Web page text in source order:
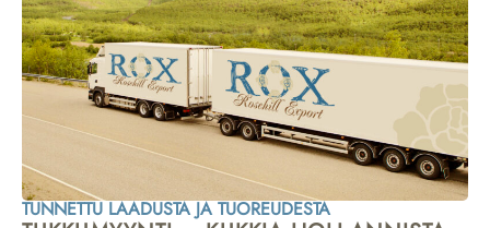
TUNNETTU LAADUSTA JA TUOREUDESTA